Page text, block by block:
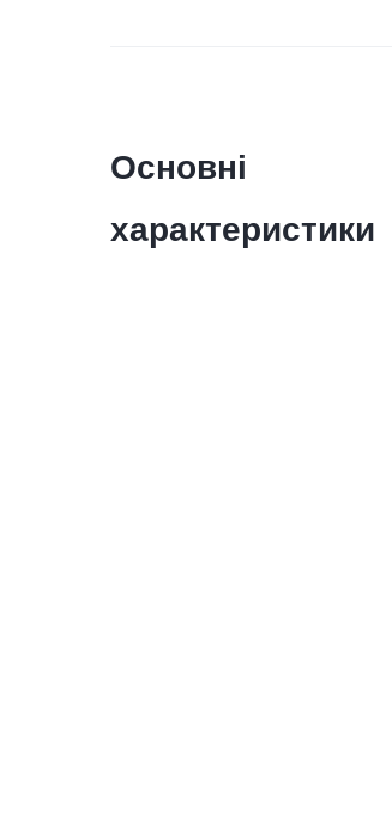
Основні
характеристики